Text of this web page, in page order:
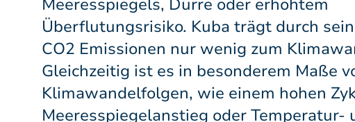
Meeresspiegels, Dürre oder erhöhtem
Überflutungsrisiko. Kuba trägt durch
CO2 Emissionen nur wenig zum
Gleichzeitig ist es in besonderem Maße
Klimawandelfolgen, wie einem hohen
Meeresspiegelanstieg oder Temperatur-